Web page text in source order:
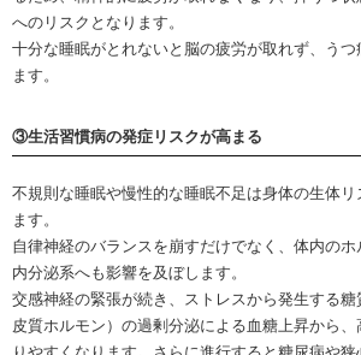
へのリスクとなります。
十分な睡眠がとれないと脳の疲労が取れず、う
ます。
③生活習慣病の発症リスクが高まる
不規則な睡眠や慢性的な睡眠不足は身体の生体リ
ます。
自律神経のバランスを崩すだけでなく、体内の
内分泌系へも影響を及ぼします。
交感神経の緊張が続き、ストレスから発生する
皮質ホルモン）の過剰分泌による血糖上昇から、